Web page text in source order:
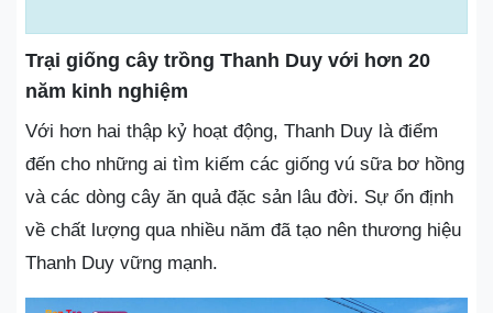
Trại giống cây trồng Thanh Duy với hơn 20
năm kinh nghiệm
Với hơn hai thập kỷ hoạt động, Thanh Duy là điểm
đến cho những ai tìm kiếm các giống vú sữa bơ hồng
và các dòng cây ăn quả đặc sản lâu đời. Sự ổn định
về chất lượng qua nhiều năm đã tạo nên thương hiệu
Thanh Duy vững mạnh.